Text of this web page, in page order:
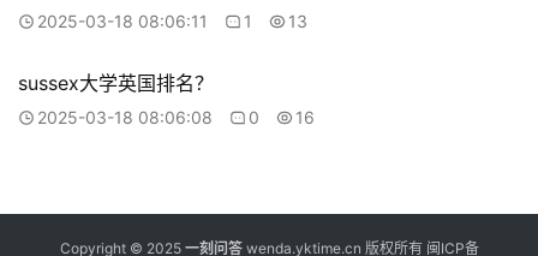
2025-03-18 08:06:11 1 13
sussex大学英国排名？
2025-03-18 08:06:08 0 16
Copyright © 2025 一刻问答wenda.yktime.cn 版权所有 闽ICP备